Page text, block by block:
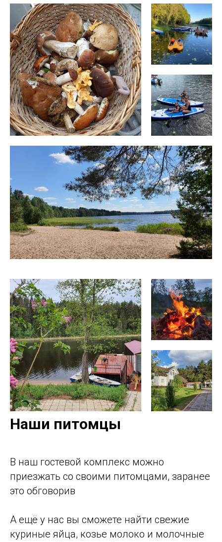
Наши питомцы
В наш гостевой комплекс можно
приезжать со своими питомцами, заранее
это обговорив
А ещё у нас вы сможете найти свежие
куриные яйца, козье молоко и молочные